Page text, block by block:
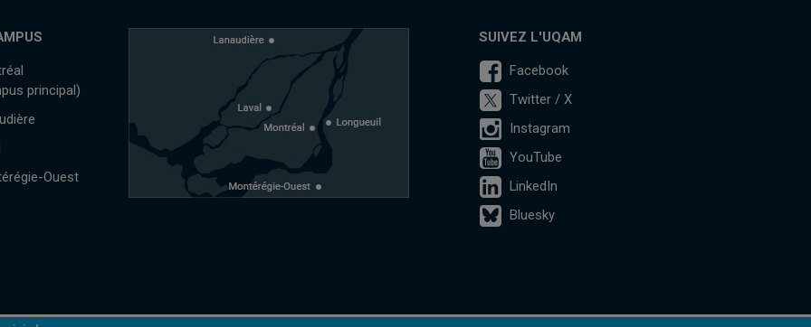
principal)
Ouest
SUIVEZ L'UQAM
Facebook
Twitter / X
Instagram
YouTube
LinkedIn
Bluesky